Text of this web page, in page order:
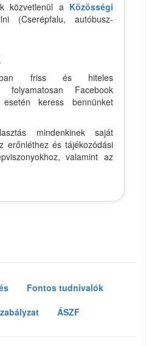
közvetlenül a Közösségi
(Cserépfalu, autóbusz-
friss és hiteles
folyamatosan Facebook
keress bennünket
mindenkinek saját
erőnléthez és tájékozódási
valamint az
Fontos tudnivalók
ÁSZF